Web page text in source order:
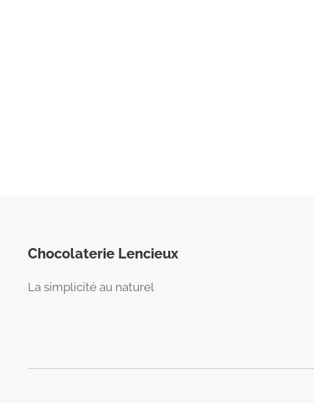
Chocolaterie Lencieux
La simplicité au naturel